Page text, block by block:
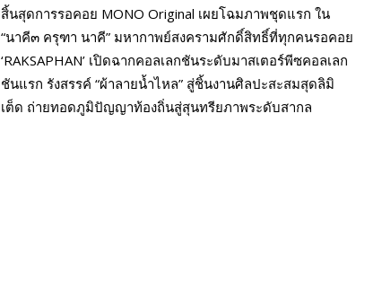
สิ้นสุดการรอคอย MONO Original เผยโฉมภาพชุดแรก ใน
“นาคี๓ ครุฑา นาคี” มหากาพย์สงครามศักดิ์สิทธิ์ที่ทุกคนรอคอย
‘RAKSAPHAN’ เปิดฉากคอลเลกชันระดับมาสเตอร์พีซคอลเลก
ชันแรก รังสรรค์ “ผ้าลายน้ำไหล” สู่ชิ้นงานศิลปะสะสมสุดลิมิ
เต็ด ถ่ายทอดภูมิปัญญาท้องถิ่นสู่สุนทรียภาพระดับสากล